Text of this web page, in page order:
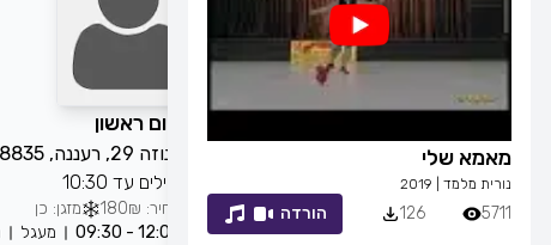
מאמא שלי
נורית מלמד 2019
5711
126 הורדה
זמן לחייך
רפי זיו|
2013
7053
83
כל יום ראשון
שפינוזה 29, רעננה, 4358835, ישראל
מתחילים עד 10:30
מחיר: 180₪
מזגן: כן
12:00 - 09:30
מעגל